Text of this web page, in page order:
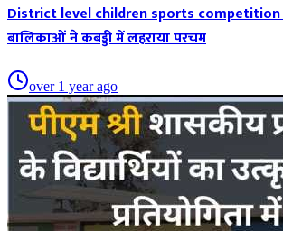
District level children sports competition
बालिकाओं ने कबड्डी में लहराया परचम
over 1 year ago